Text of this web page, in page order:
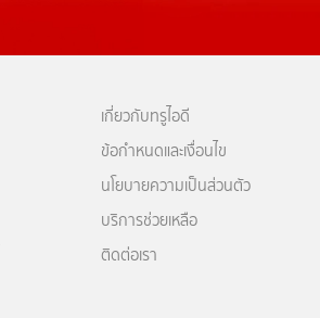
เกี่ยวกับทรูไอดี
ข้อกำหนดและเงื่อนไข
นโยบายความเป็นส่วนตัว
บริการช่วยเหลือ
ติดต่อเรา